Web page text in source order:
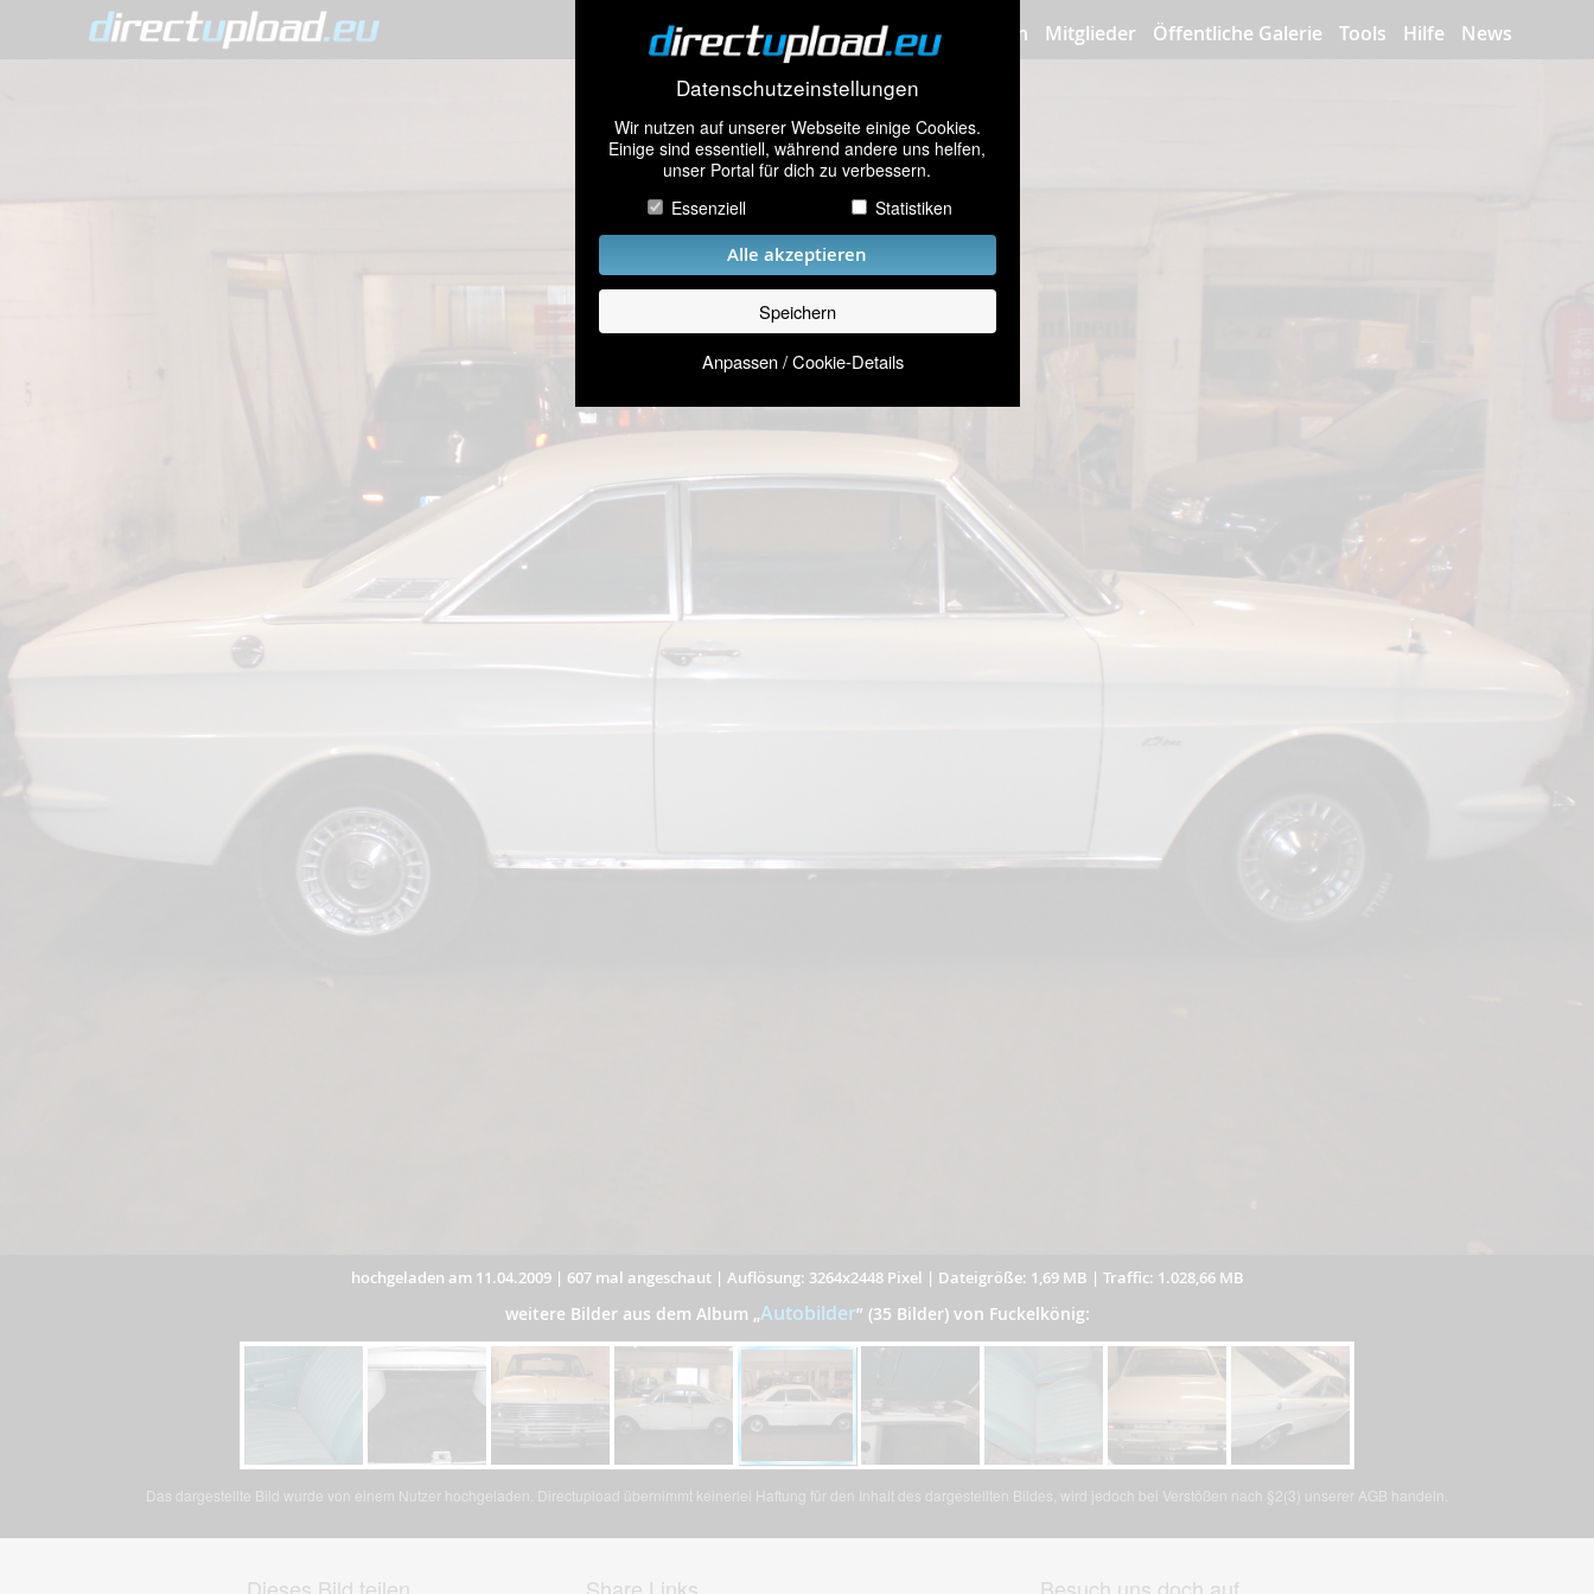
Datenschutzeinstellungen
Wir nutzen auf unserer Webseite einige Cookies.
Einige sind essentiell, während andere uns helfen,
unser Portal für dich zu verbessern.
Essenziell
Statistiken
Alle akzeptieren
Speichern
Anpassen / Cookie-Details
Bilder hochladen Mitglieder Öffentliche Galerie Tools Hilfe News
hochgeladen am 11.04.2009| 607 mal angeschaut| Auflösung: 3264x2448 Pixel | Dateigröße: 1,69 MB | Traffic: 1.028,66 MB
weitere Bilder aus dem Album „Autobilder” (35 Bilder) von Fuckelkönig:
Das dargestellte Bild wurde von einem Nutzer hochgeladen. Directupload übernimmt keinerlei Haftung für den Inhalt des dargestellten Bildes, wird jedoch bei Verstößen nach §2(3) unserer AGB handeln.